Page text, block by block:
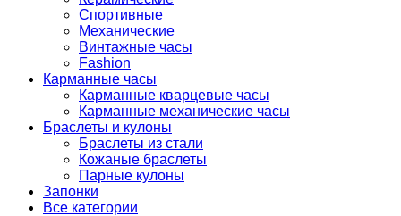
Спортивные
Механические
Винтажные часы
Fashion
Карманные часы
Карманные кварцевые часы
Карманные механические часы
Браслеты и кулоны
Браслеты из стали
Кожаные браслеты
Парные кулоны
Запонки
Все категории